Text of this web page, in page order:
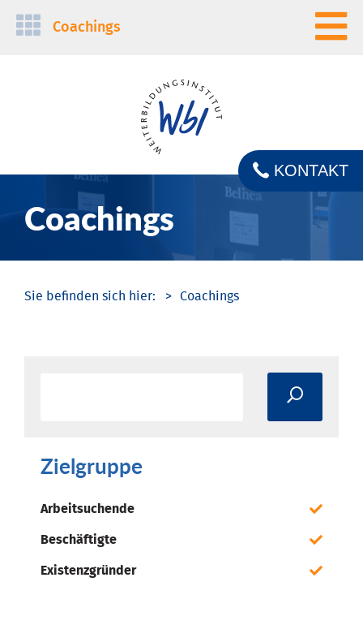
Navigation
Coachings
Coachings
KONTAKT
Coachings
Zielgruppe
Arbeitsuchende
Beschäftigte
Existenzgründer